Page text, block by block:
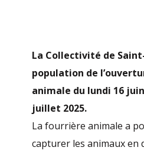
La Collectivité de
population de
animale du lundi 16
juillet 2025.
La fourrière animale a
capturer les animaux en